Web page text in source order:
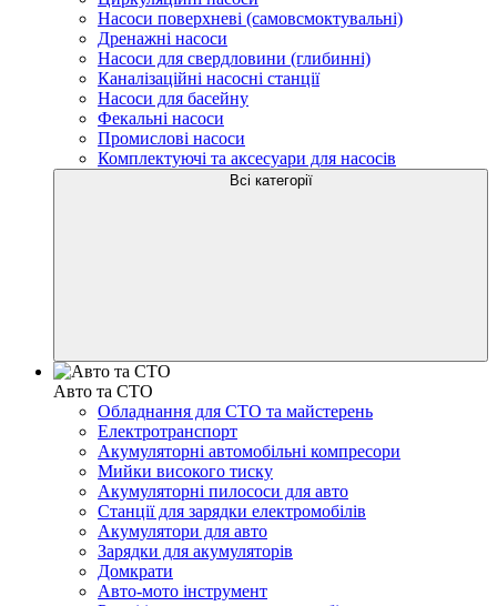
Насоси поверхневі (самовсмоктувальні)
Дренажні насоси
Насоси для свердловини (глибинні)
Каналізаційні насосні станції
Насоси для басейну
Фекальні насоси
Промислові насоси
Комплектуючі та аксесуари для насосів
Всі категорії
Авто та СТО
Обладнання для СТО та майстерень
Електротранспорт
Акумуляторні автомобільні компресори
Мийки високого тиску
Акумуляторні пилососи для авто
Станції для зарядки електромобілів
Акумулятори для авто
Зарядки для акумуляторів
Домкрати
Авто-мото інструмент